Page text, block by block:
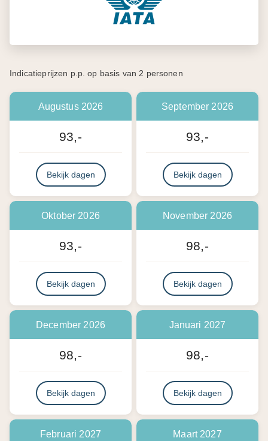
Indicatieprijzen p.p. op basis van 2 personen
Augustus 2026
93,-
Bekijk dagen
September 2026
93,-
Bekijk dagen
Oktober 2026
93,-
Bekijk dagen
November 2026
98,-
Bekijk dagen
December 2026
98,-
Bekijk dagen
Januari 2027
98,-
Bekijk dagen
Februari 2027 Maart 2027